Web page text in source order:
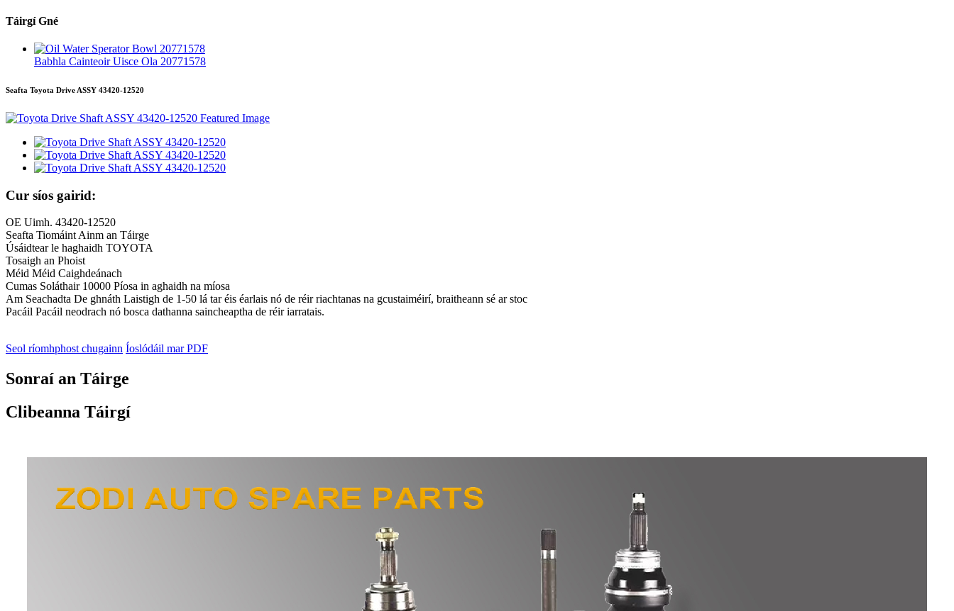
Táirgí Gné
Babhla Cainteoir Uisce Ola 20771578
Seafta Toyota Drive ASSY 43420-12520
Cur síos gairid:
OE Uimh. 43420-12520
Seafta Tiomáint Ainm an Táirge
Úsáidtear le haghaidh TOYOTA
Tosaigh an Phoist
Méid Méid Caighdeánach
Cumas Soláthair 10000 Píosa in aghaidh na míosa
Am Seachadta De ghnáth Laistigh de 1-50 lá tar éis éarlais nó de réir riachtanas na gcustaiméirí, braitheann sé ar stoc
Pacáil Pacáil neodrach nó bosca dathanna saincheaptha de réir iarratais.
Seol ríomhphost chugainn Íoslódáil mar PDF
Sonraí an Táirge
Clibeanna Táirgí